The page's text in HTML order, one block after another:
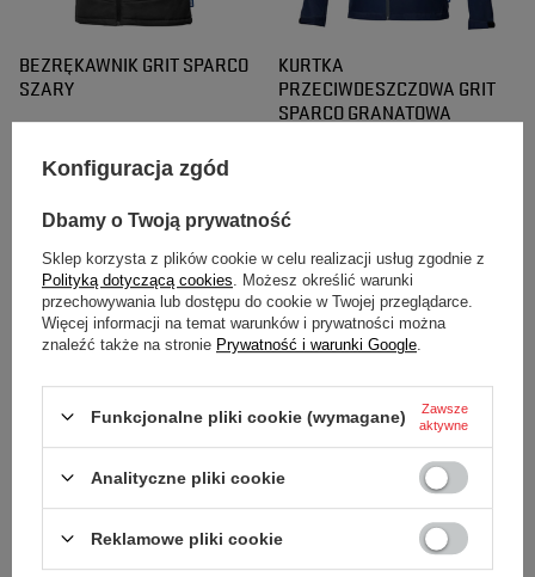
BEZRĘKAWNIK GRIT SPARCO
SZARY
185,00 zł
KURTKA
PRZECIWDESZCZOWA GRIT
SPARCO GRANATOWA
PRZECIWDESZCZOWA GRIT
SPARCO SZARA
185,00 zł
KURTKA SOFTSHELL GRIT
SPARCO GRANATOWA
285,00 zł
Konfiguracja zgód
Dbamy o Twoją prywatność
Sklep korzysta z plików cookie w celu realizacji usług zgodnie z
Polityką dotyczącą cookies . Możesz określić warunki
przechowywania lub dostępu do cookie w Twojej przeglądarce.
Więcej informacji na temat warunków i prywatności można
znaleźć także na stronie Prywatność i warunki Google
Funkcjonalne pliki cookie (wymagane)
Zawsze
aktywne
Analityczne pliki cookie
Reklamowe pliki cookie